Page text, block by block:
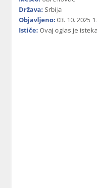
Država: Srbija
Objavljeno: 03. 10. 2025
Ističe: Ovaj oglas je